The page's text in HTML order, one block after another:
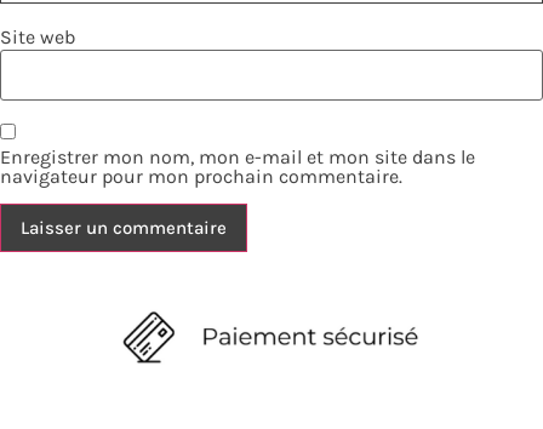
Site web
Enregistrer mon nom, mon e-mail et mon site dans le
navigateur pour mon prochain commentaire.